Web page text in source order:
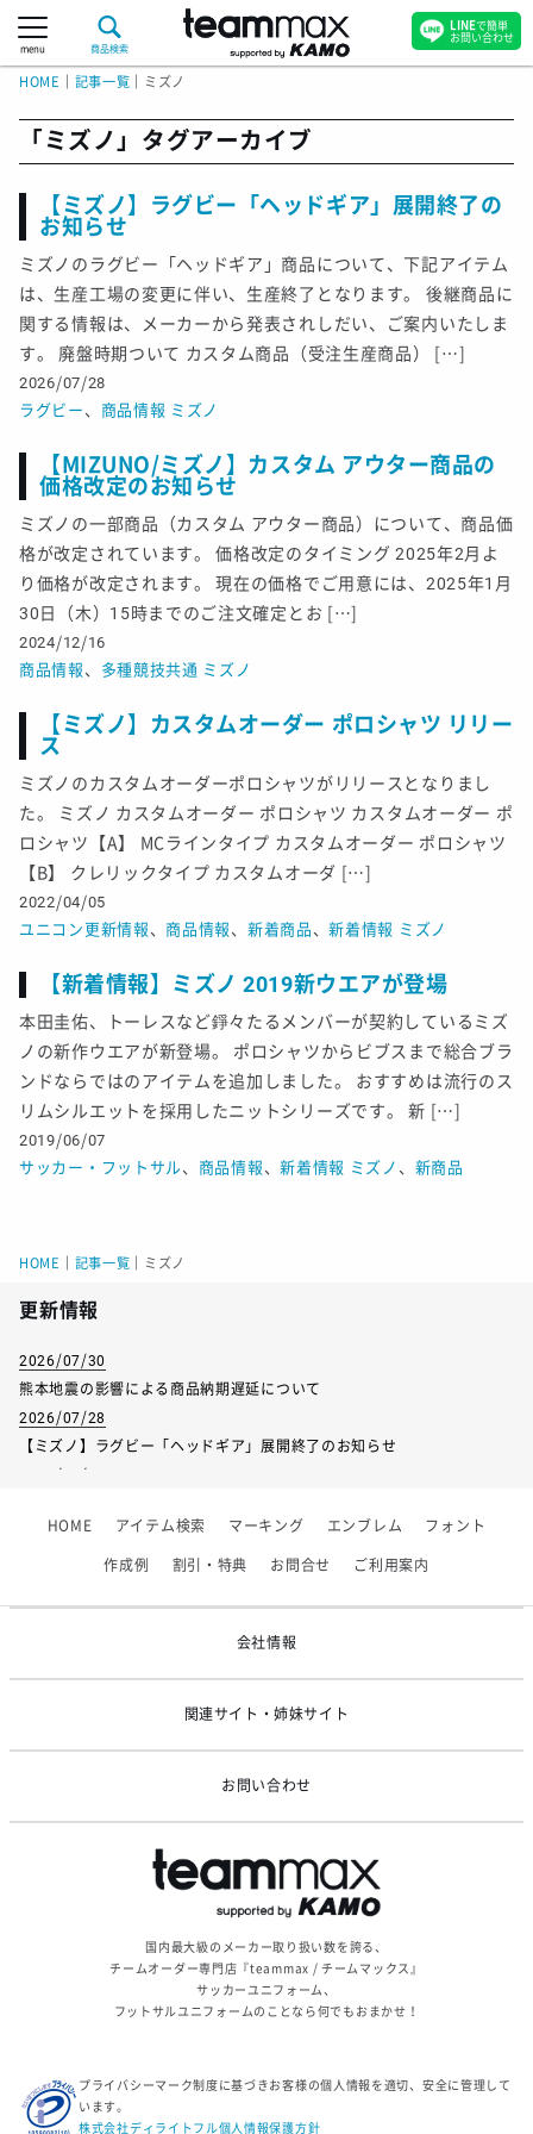
menu 商品検索
HOME 記事一覧 ミズノ
「 ミズノ」タグアーカイブ
【ミズノ】ラグビー「ヘッドギア」展開終了の
お知らせ
ミズノのラグビー「ヘッドギア」商品について、下記アイテム
は、生産工場の変更に伴い、生産終了となります。 後継商品に
関する情報は、メーカーから発表されしだい、ご案内いたしま
す。 廃盤時期ついて カスタム商品（受注生産商品） […]
2026/07/28
ラグビー 、 商品情報 ミズノ
【MIZUNO/ミズノ】カスタム アウター商品の
価格改定のお知らせ
ミズノの一部商品（カスタム アウター商品）について、商品価
格が改定されています。 価格改定のタイミング 2025年2月よ
り価格が改定されます。 現在の価格でご用意には、2025年1月
30日（木）15時までのご注文確定とお […]
2024/12/16
商品情報 、 多種競技共通 ミズノ
【ミズノ】カスタムオーダー ポロシャツ リリー
ス
ミズノのカスタムオーダーポロシャツがリリースとなりまし
た。 ミズノ カスタムオーダー ポロシャツ カスタムオーダー ポ
ロシャツ【A】 MCラインタイプ カスタムオーダー ポロシャツ
【B】 クレリックタイプ カスタムオーダ […]
2022/04/05
ユニコン更新情報 、 商品情報 、 新着商品 、新着情報 ミズノ
【新着情報】ミズノ 2019新ウエアが登場
本田圭佑、トーレスなど錚々たるメンバーが契約しているミズ
ノの新作ウエアが新登場。 ポロシャツからビブスまで総合ブラ
ンドならではのアイテムを追加しました。 おすすめは流行のス
リムシルエットを採用したニットシリーズです。 新 […]
2019/06/07
サッカー・フットサル、 商品情報 、新着情報 ミズノ 、 新商品
HOME 記事一覧 ミズノ
更新情報
2026/07/30
熊本地震の影響による商品納期遅延について
2026/07/28
【ミズノ】ラグビー「ヘッドギア」展開終了のお知らせ
2026/07/01
2026/06/09
【アシックス】一部商品「生地の在庫限り」廃盤のお知らせ
HOME アイテム検索 マーキング エンブレム フォント
作成例 割引・特典 お問合せ ご利用案内
会社情報
関連サイト・姉妹サイト
お問い合わせ
国内最大級のメーカー取り扱い数を誇る、
チームオーダー専門店『teammax / チームマックス』
サッカーユニフォーム、
フットサルユニフォームのことなら何でもおまかせ！
プライバシーマーク制度に基づきお客様の個人情報を適切、安全に管理して
います。
株式会社ディライトフル個人情報保護方針
LINEで簡単
お問い合わせ